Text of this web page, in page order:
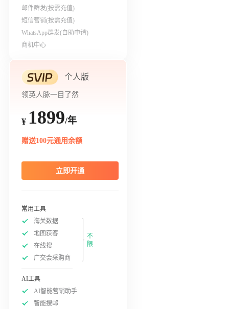
邮件群发(按需充值)
短信营销(按需充值)
WhatsApp群发(自助申请)
商机中心
个人版
领英人脉一目了然
¥ 1899/年
赠送100元通用余额
立即开通
常用工具
海关数据
地图获客
在线搜
广交会采购商
不
限
AI工具
AI智能营销助手
智能搜邮